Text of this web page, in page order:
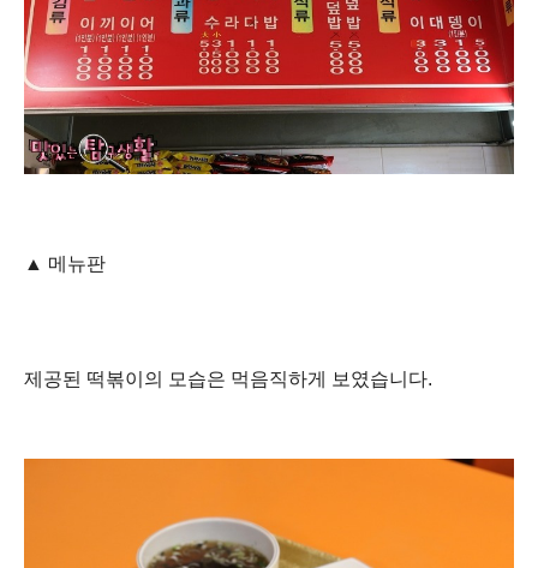
▲ 메뉴판
제공된 떡볶이의 모습은 먹음직하게 보였습니다.